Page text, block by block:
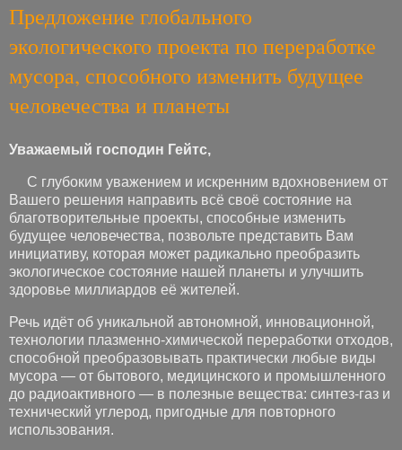
Предложение глобального
экологического проекта по переработке
мусора, способного изменить будущее
человечества и планеты
Уважаемый господин Гейтс,
С глубоким уважением и искренним вдохновением от
Вашего решения направить всё своё состояние на
благотворительные проекты, способные изменить
будущее человечества, позвольте представить Вам
инициативу, которая может радикально преобразить
экологическое состояние нашей планеты и улучшить
здоровье миллиардов её жителей.
Речь идёт об уникальной автономной, инновационной,
технологии плазменно-химической переработки отходов,
способной преобразовывать практически любые виды
мусора — от бытового, медицинского и промышленного
до радиоактивного — в полезные вещества: синтез-газ и
технический углерод, пригодные для повторного
использования.